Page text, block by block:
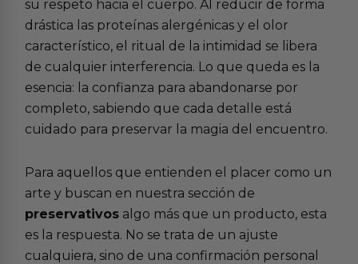
su respeto hacia el cuerpo. Al reducir de forma
drástica las proteínas alergénicas y el olor
característico, el ritual de la intimidad se libera
de cualquier interferencia. Lo que queda es la
esencia: la confianza para abandonarse por
completo, sabiendo que cada detalle está
cuidado para preservar la magia del encuentro.
Para aquellos que entienden el placer como un
arte y buscan en nuestra sección de
preservativos algo más que un producto, esta
es la respuesta. No se trata de un ajuste
cualquiera, sino de una confirmación personal